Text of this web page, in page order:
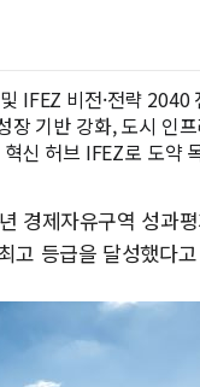
IFEZ 비전·전략 2040
기반 강화, 도시 인
신 허브 IFEZ로 도약
경제자유구역 성과
고 등급을 달성했다